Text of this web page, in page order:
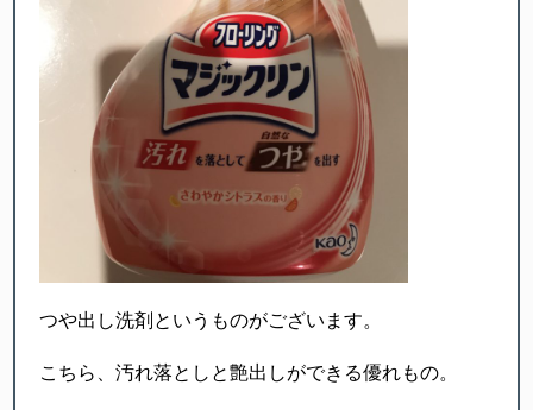
つや出し洗剤というものがございます。
こちら、汚れ落としと艶出しができる優れもの。